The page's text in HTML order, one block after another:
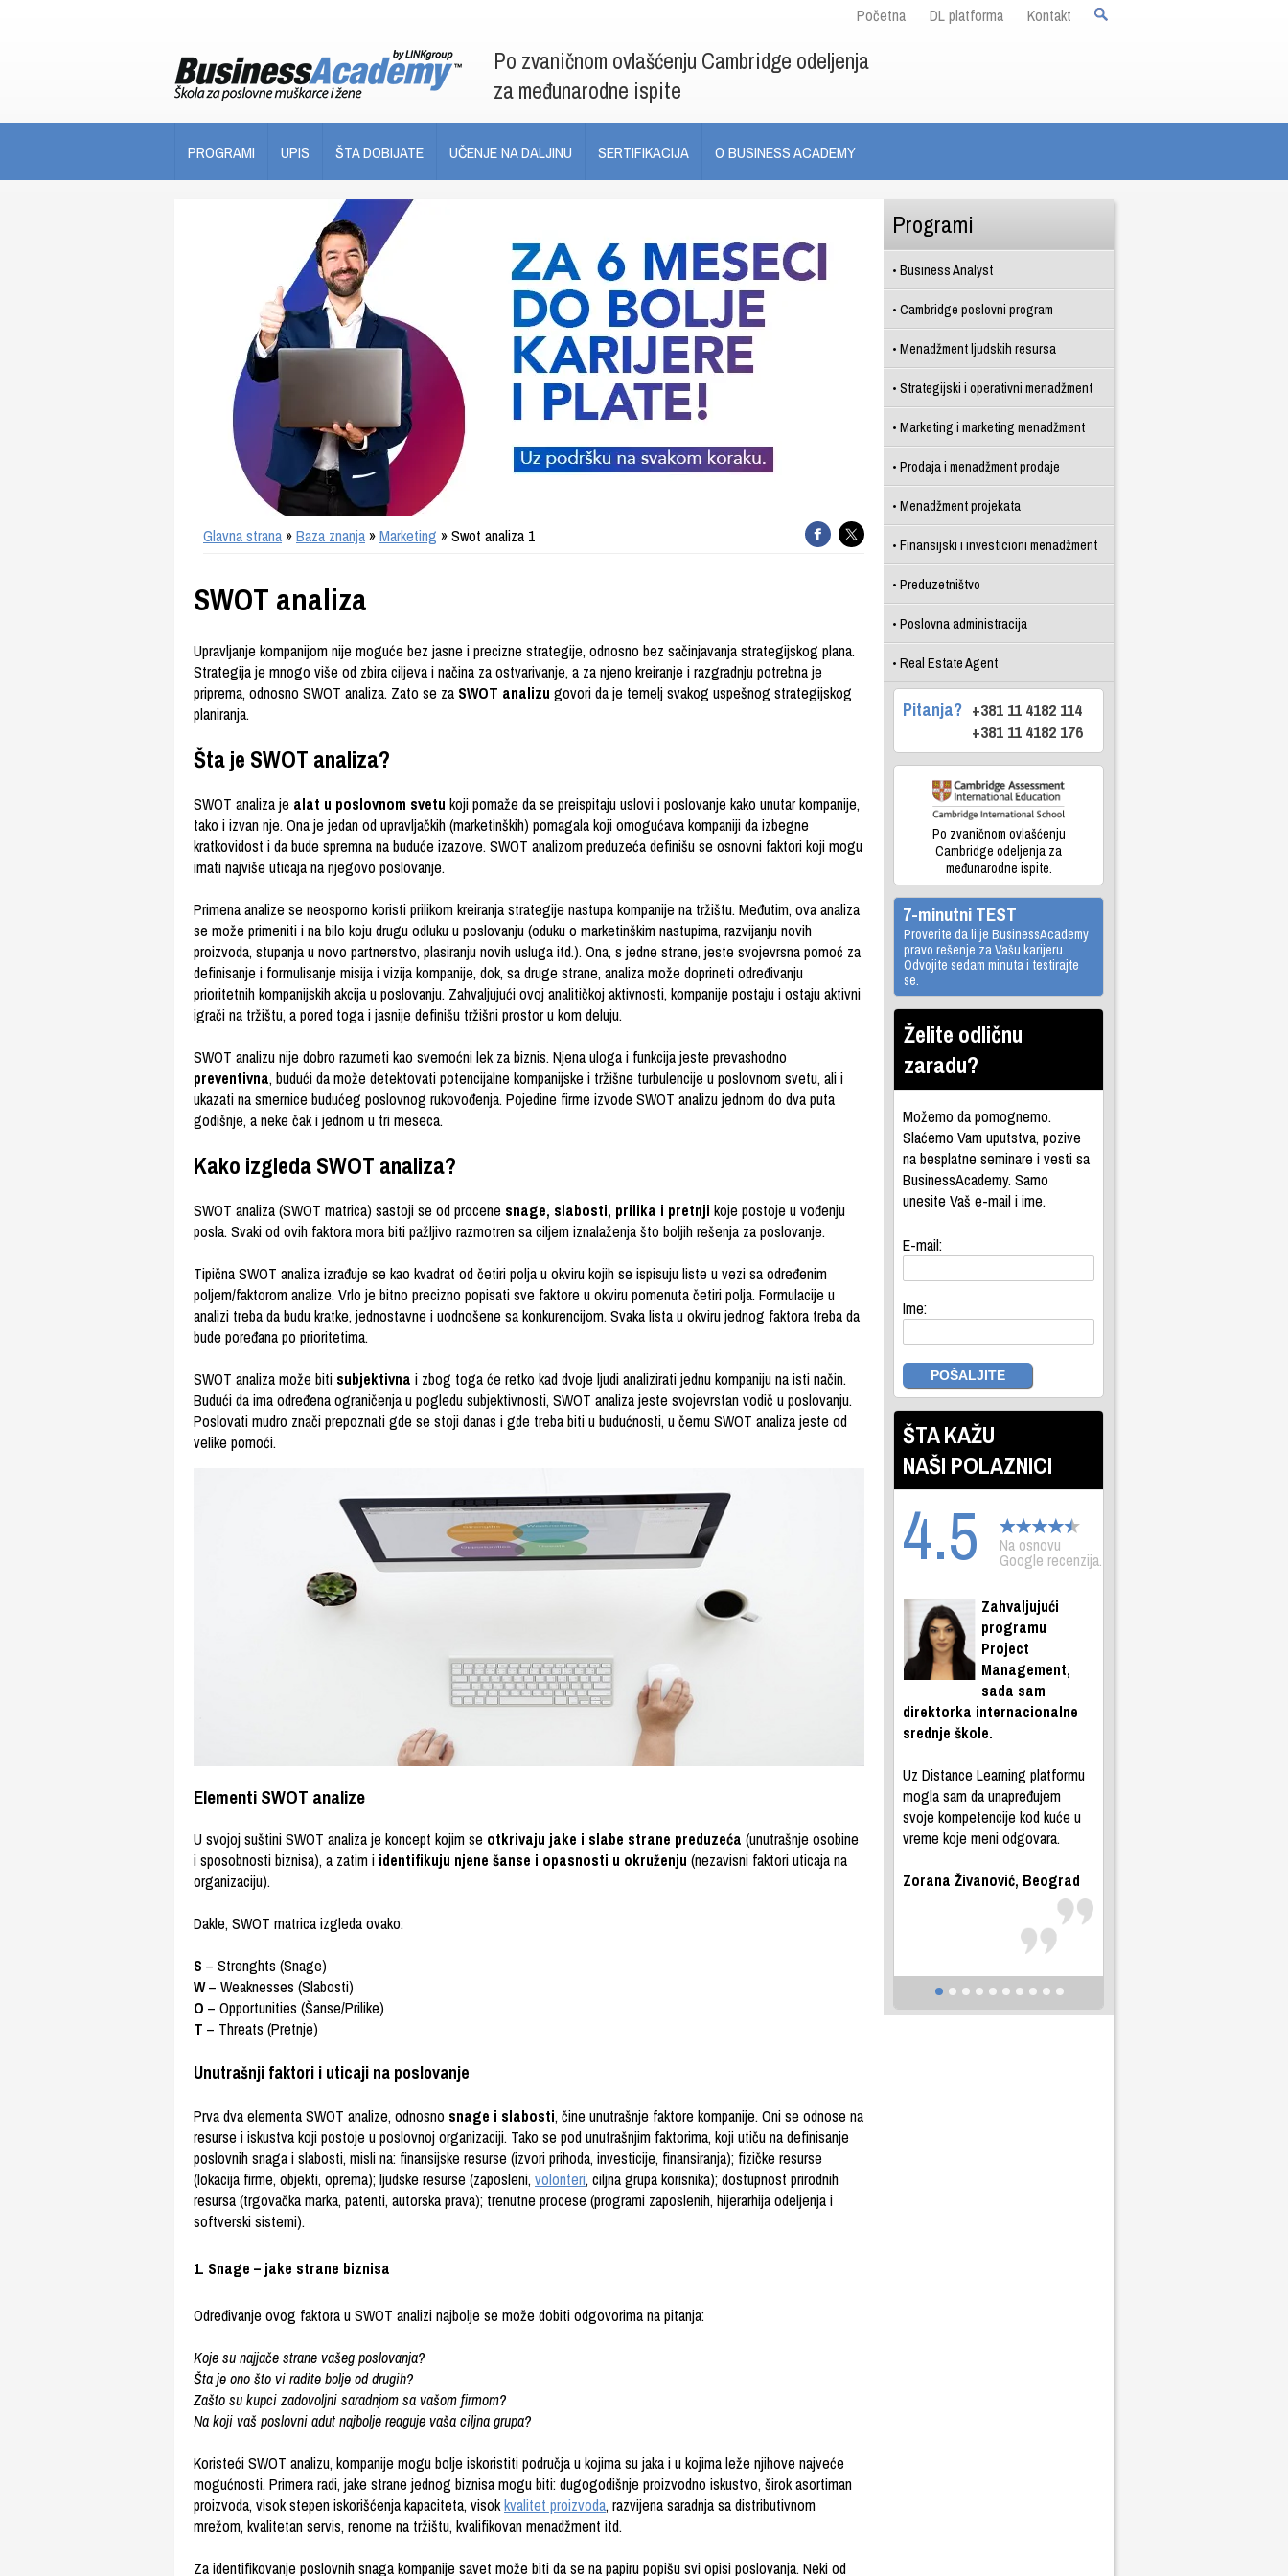
Početna DL platforma Kontakt
Po zvaničnom ovlašćenju Cambridge odeljenja
za međunarodne ispite
PROGRAMI UPIS ŠTA DOBIJATE UČENJE NA DALJINU SERTIFIKACIJA O BUSINESS ACADEMY
Glavna strana»Baza znanja»Marketing » Swot analiza 1
SWOT analiza
Upravljanje kompanijom nije moguće bez jasne i precizne strategije, odnosno bez sačinjavanja strategijskog plana.
Strategija je mnogo više od zbira ciljeva i načina za ostvarivanje, a za njeno kreiranje i razgradnju potrebna je
priprema, odnosno SWOT analiza. Zato se za SWOT analizu govori da je temelj svakog uspešnog strategijskog
planiranja.
Šta je SWOT analiza?
SWOT analiza je alat u poslovnom svetu koji pomaže da se preispitaju uslovi i poslovanje kako unutar kompanije,
tako i izvan nje. Ona je jedan od upravljačkih (marketinških) pomagala koji omogućava kompaniji da izbegne
kratkovidost i da bude spremna na buduće izazove. SWOT analizom preduzeća definišu se osnovni faktori koji mogu
imati najviše uticaja na njegovo poslovanje.
Primena analize se neosporno koristi prilikom kreiranja strategije nastupa kompanije na tržištu. Međutim, ova analiza
se može primeniti i na bilo koju drugu odluku u poslovanju (oduku o marketinškim nastupima, razvijanju novih
proizvoda, stupanja u novo partnerstvo, plasiranju novih usluga itd.). Ona, s jedne strane, jeste svojevrsna pomoć za
definisanje i formulisanje misija i vizija kompanije, dok, sa druge strane, analiza može doprineti određivanju
prioritetnih kompanijskih akcija u poslovanju. Zahvaljujući ovoj analitičkoj aktivnosti, kompanije postaju i ostaju aktivni
igrači na tržištu, a pored toga i jasnije definišu tržišni prostor u kom deluju.
SWOT analizu nije dobro razumeti kao svemoćni lek za biznis. Njena uloga i funkcija jeste prevashodno
preventivna, budući da može detektovati potencijalne kompanijske i tržišne turbulencije u poslovnom svetu, ali i
ukazati na smernice budućeg poslovnog rukovođenja. Pojedine firme izvode SWOT analizu jednom do dva puta
godišnje, a neke čak i jednom u tri meseca.
Kako izgleda SWOT analiza?
SWOT analiza (SWOT matrica) sastoji se od procene snage, slabosti, prilika i pretnji koje postoje u vođenju
posla. Svaki od ovih faktora mora biti pažljivo razmotren sa ciljem iznalaženja što boljih rešenja za poslovanje.
Tipična SWOT analiza izrađuje se kao kvadrat od četiri polja u okviru kojih se ispisuju liste u vezi sa određenim
poljem/faktorom analize. Vrlo je bitno precizno popisati sve faktore u okviru pomenuta četiri polja. Formulacije u
analizi treba da budu kratke, jednostavne i uodnošene sa konkurencijom. Svaka lista u okviru jednog faktora treba da
bude poređana po prioritetima.
SWOT analiza može biti subjektivna i zbog toga će retko kad dvoje ljudi analizirati jednu kompaniju na isti način.
Budući da ima određena ograničenja u pogledu subjektivnosti, SWOT analiza jeste svojevrstan vodič u poslovanju.
Poslovati mudro znači prepoznati gde se stoji danas i gde treba biti u budućnosti, u čemu SWOT analiza jeste od
velike pomoći.
Elementi SWOT analize
U svojoj suštini SWOT analiza je koncept kojim se otkrivaju jake i slabe strane preduzeća (unutrašnje osobine
i sposobnosti biznisa), a zatim i identifikuju njene šanse i opasnosti u okruženju (nezavisni faktori uticaja na
organizaciju).
Dakle, SWOT matrica izgleda ovako:
S – Strenghts (Snage)
W– Weaknesses (Slabosti)
O – Opportunities (Šanse/Prilike)
T – Threats (Pretnje)
Unutrašnji faktori i uticaji na poslovanje
Prva dva elementa SWOT analize, odnosno snage i slabosti, čine unutrašnje faktore kompanije. Oni se odnose na
resurse i iskustva koji postoje u poslovnoj organizaciji. Tako se pod unutrašnjim faktorima, koji utiču na definisanje
poslovnih snaga i slabosti, misli na: finansijske resurse (izvori prihoda, investicije, finansiranja); fizičke resurse
(lokacija firme, objekti, oprema); ljudske resurse (zaposleni, volonteri, ciljna grupa korisnika); dostupnost prirodnih
resursa (trgovačka marka, patenti, autorska prava); trenutne procese (programi zaposlenih, hijerarhija odeljenja i
softverski sistemi).
1. Snage – jake strane biznisa
Određivanje ovog faktora u SWOT analizi najbolje se može dobiti odgovorima na pitanja:
Koje su najjače strane vašeg poslovanja?
Šta je ono što vi radite bolje od drugih?
Zašto su kupci zadovoljni saradnjom sa vašom firmom?
Na koji vaš poslovni adut najbolje reaguje vaša ciljna grupa?
Koristeći SWOT analizu, kompanije mogu bolje iskoristiti područja u kojima su jaka i u kojima leže njihove najveće
mogućnosti. Primera radi, jake strane jednog biznisa mogu biti: dugogodišnje proizvodno iskustvo, širok asortiman
proizvoda, visok stepen iskorišćenja kapaciteta, visokkvalitet proizvoda, razvijena saradnja sa distributivnom
mrežom, kvalitetan servis, renome na tržištu, kvalifikovan menadžment itd.
Za identifikovanje poslovnih snaga kompanije savet može biti da se na papiru popišu svi opisi poslovanja. Neki od
Programi
Business Analyst
Cambridge poslovni program
Menadžment ljudskih resursa
Strategijski i operativni menadžment
Marketing i marketing menadžment
Prodaja i menadžment prodaje
Menadžment projekata
Finansijski i investicioni menadžment
Preduzetništvo
Poslovna administracija
Real Estate Agent
Pitanja? +381 11 4182 114
+381 11 4182 176
Po zvaničnom ovlašćenju
Cambridge odeljenja za
međunarodne ispite.
7-minutni TEST
Proverite da li je BusinessAcademy
pravo rešenje za Vašu karijeru.
Odvojite sedam minuta i testirajte
se.
Želite odličnu
zaradu?
Možemo da pomognemo.
Slaćemo Vam uputstva, pozive
na besplatne seminare i vesti sa
BusinessAcademy. Samo
unesite Vaš e-mail i ime.
E-mail:
Ime:
ŠTA KAŽU
NAŠI POLAZNICI
4.5 Na osnovu
Google recenzija.
Zahvaljujući
programu
Project
Management,
sada sam
direktorka internacionalne
srednje škole.
Uz Distance Learning platformu
mogla sam da unapređujem
svoje kompetencije kod kuće u
vreme koje meni odgovara.
Zorana Živanović, Beograd